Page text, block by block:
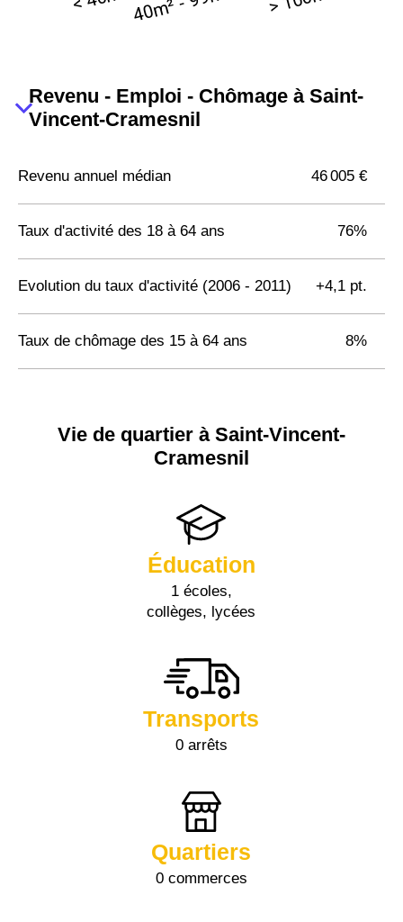
Revenu - Emploi - Chômage à Saint-
Vincent-Cramesnil
Revenu annuel médian 46 005 €
Taux d'activité des 18 à 64 ans 76%
Evolution du taux d'activité (2006 - 2011) +4,1 pt.
Taux de chômage des 15 à 64 ans 8%
Vie de quartier à Saint-Vincent-
Cramesnil
Éducation
1 écoles,
collèges, lycées
Transports
0 arrêts
Quartiers
0 commerces